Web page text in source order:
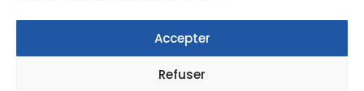
Accepter
Refuser
© Copyright Fonction Meuble